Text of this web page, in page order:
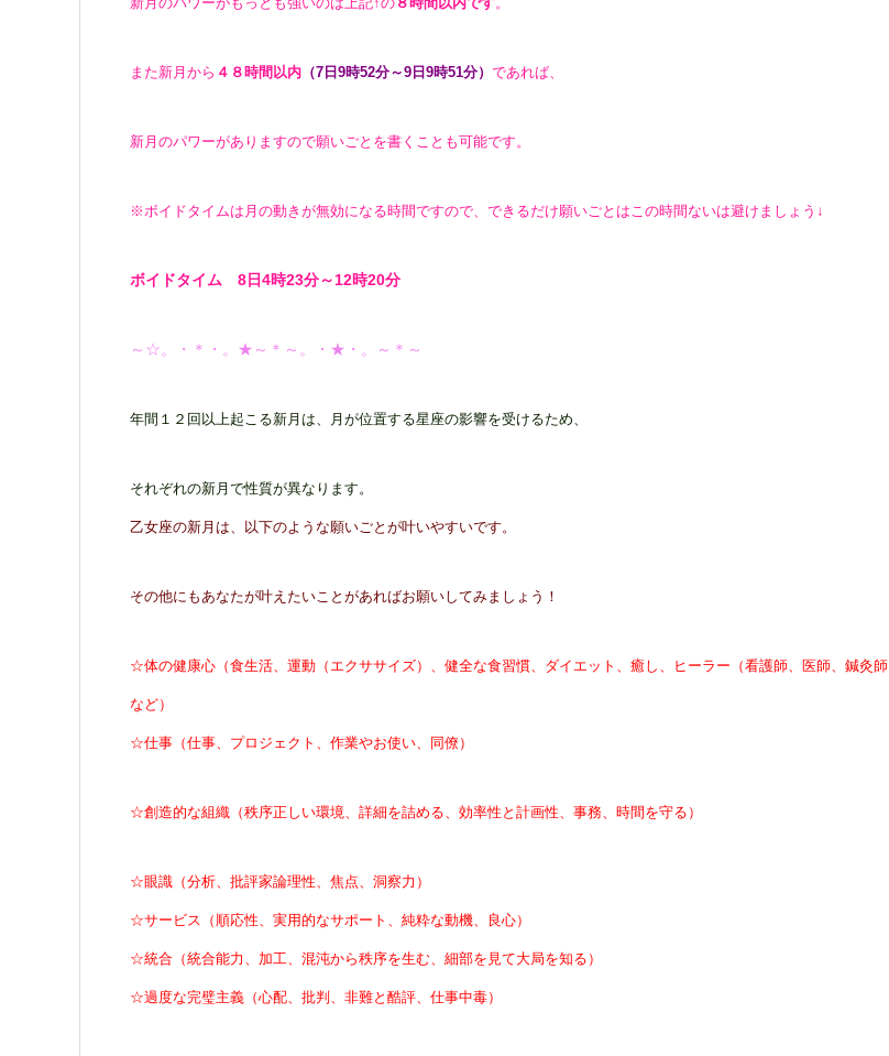
また新月から ４８時間以内 （7日9時52分～9日9時51分） であれば、
新月のパワーがありますので願いごとを書くことも可能です。
※ボイドタイムは月の動きが無効になる時間ですので、できるだけ願いごとはこの時間ないは避けましょう↓
ボイドタイム 8日4時23分～12時20分
～☆。・＊・。★～＊～。・★・。～＊～
年間１２回以上起こる新月は、月が位置する星座の影響を受けるため、
それぞれの新月で性質が異なります。
乙女座の新月は、以下のような願いごとが叶いやすいです。
その他にもあなたが叶えたいことがあればお願いしてみましょう！
☆体の健康心（食生活、運動（エクササイズ）、健全な食習慣、ダイエット、癒し、ヒーラー（看護師、医師、鍼灸師
など）
☆仕事（仕事、プロジェクト、作業やお使い、同僚）
☆創造的な組織（秩序正しい環境、詳細を詰める、効率性と計画性、事務、時間を守る）
☆眼識（分析、批評家論理性、焦点、洞察力）
☆サービス（順応性、実用的なサポート、純粋な動機、良心）
☆統合（統合能力、加工、混沌から秩序を生む、細部を見て大局を知る）
☆過度な完璧主義（心配、批判、非難と酷評、仕事中毒）